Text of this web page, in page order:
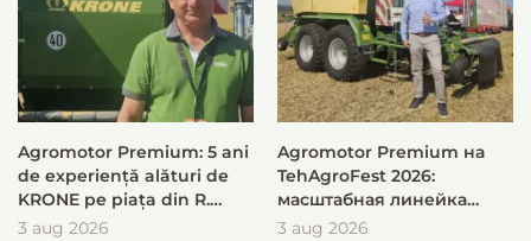
Agromotor Premium: 5 ani
de experiență alături de
KRONE pe piața din R.
Moldova
3 aug 2026
Agromotor Premium на
TehAgroFest 2026:
масштабная линейка
KRONE для быстрой и
3 aug 2026